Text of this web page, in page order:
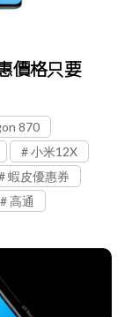
價格只要
870
小米12X
蝦皮優惠券
高通